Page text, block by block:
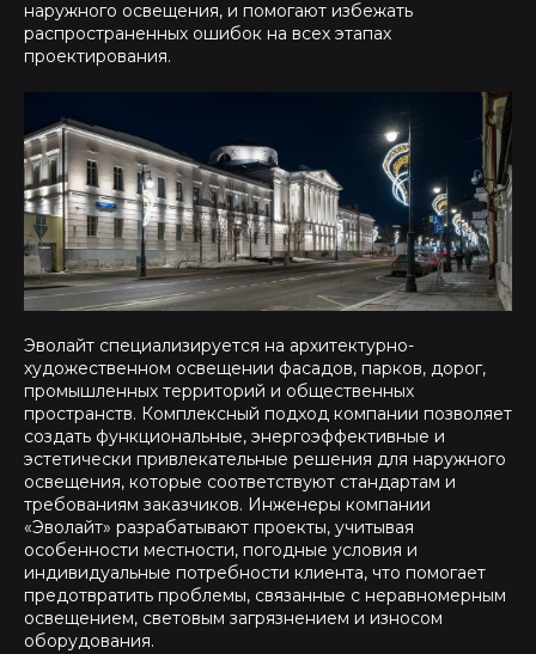
наружного освещения, и помогают избежать
распространенных ошибок на всех этапах
проектирования.
Эволайт специализируется на архитектурно-
художественном освещении фасадов, парков, дорог,
промышленных территорий и общественных
пространств. Комплексный подход компании позволяет
создать функциональные, энергоэффективные и
эстетически привлекательные решения для наружного
освещения, которые соответствуют стандартам и
требованиям заказчиков. Инженеры компании
«Эволайт» разрабатывают проекты, учитывая
особенности местности, погодные условия и
индивидуальные потребности клиента, что помогает
предотвратить проблемы, связанные с неравномерным
освещением, световым загрязнением и износом
оборудования.